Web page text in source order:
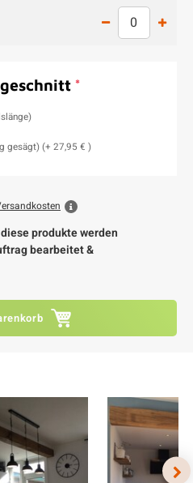
*
gesägt) (+ 27,95 € )
produkte werden
bearbeitet &